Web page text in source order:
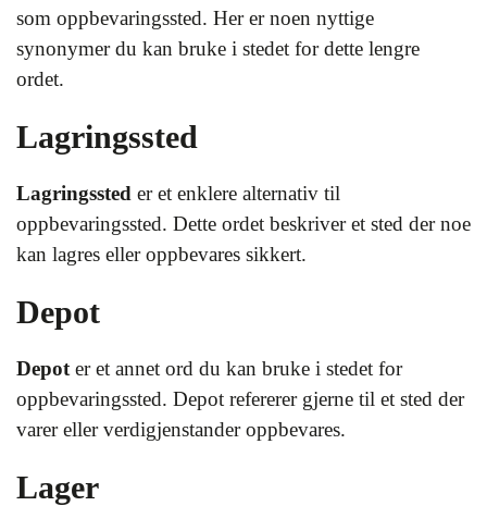
som oppbevaringssted. Her er noen nyttige
synonymer du kan bruke i stedet for dette lengre
ordet.
Lagringssted
Lagringssted er et enklere alternativ til
oppbevaringssted. Dette ordet beskriver et sted der noe
kan lagres eller oppbevares sikkert.
Depot
Depot er et annet ord du kan bruke i stedet for
oppbevaringssted. Depot refererer gjerne til et sted der
varer eller verdigjenstander oppbevares.
Lager